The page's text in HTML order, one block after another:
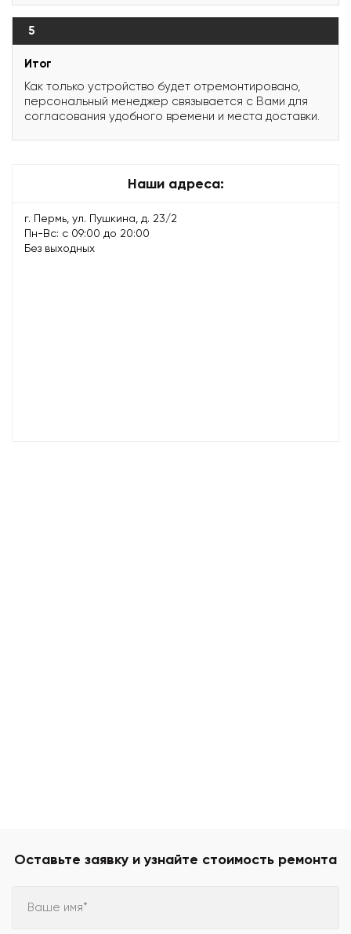
5
Итог
Как только устройство будет отремонтировано,
персональный менеджер связывается с Вами для
согласования удобного времени и места доставки.
Наши адреса:
г. Пермь, ул. Пушкина, д. 23/2
Пн-Вс: с 09:00 до 20:00
Без выходных
Оставьте заявку и узнайте стоимость ремонта
Ваше имя*